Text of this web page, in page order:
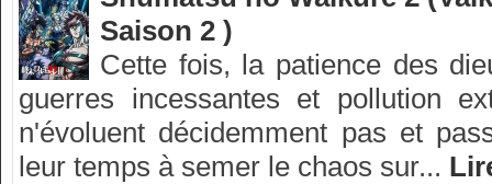
Saison 2 )
Cette fois, la patience des
guerres incessantes et pollution
n'évoluent décidemment pas et
leur temps à semer le chaos sur...